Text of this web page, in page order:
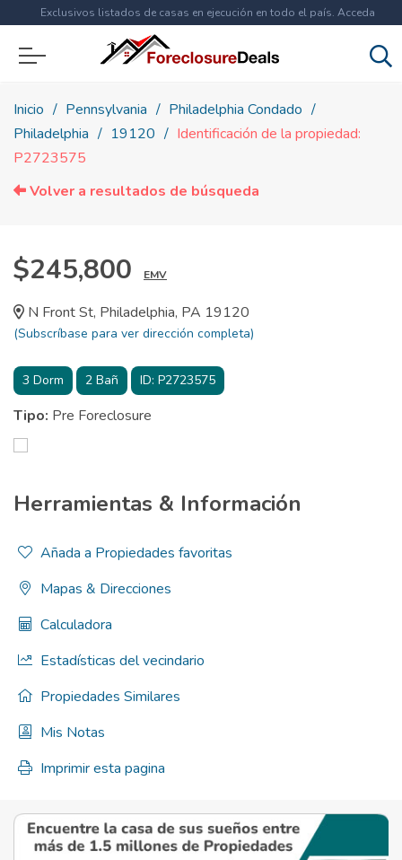
Exclusivos listados de casas en ejecución en todo el país. Acceda
ahora a
Inicio Pennsylvania
Philadelphia Condado
Philadelphia
19120
Identificación de la propiedad:
P2723575
Volver a resultados de búsqueda
$245,800 EMV
N Front St, Philadelphia, PA 19120
(Subscríbase para ver dirección completa)
3 Dorm 2 Bañ ID: P2723575
Tipo: Pre Foreclosure
Herramientas & Información
Añada a Propiedades favoritas
Mapas & Direcciones
Calculadora
Estadísticas del vecindario
Propiedades Similares
Mis Notas
Imprimir esta pagina